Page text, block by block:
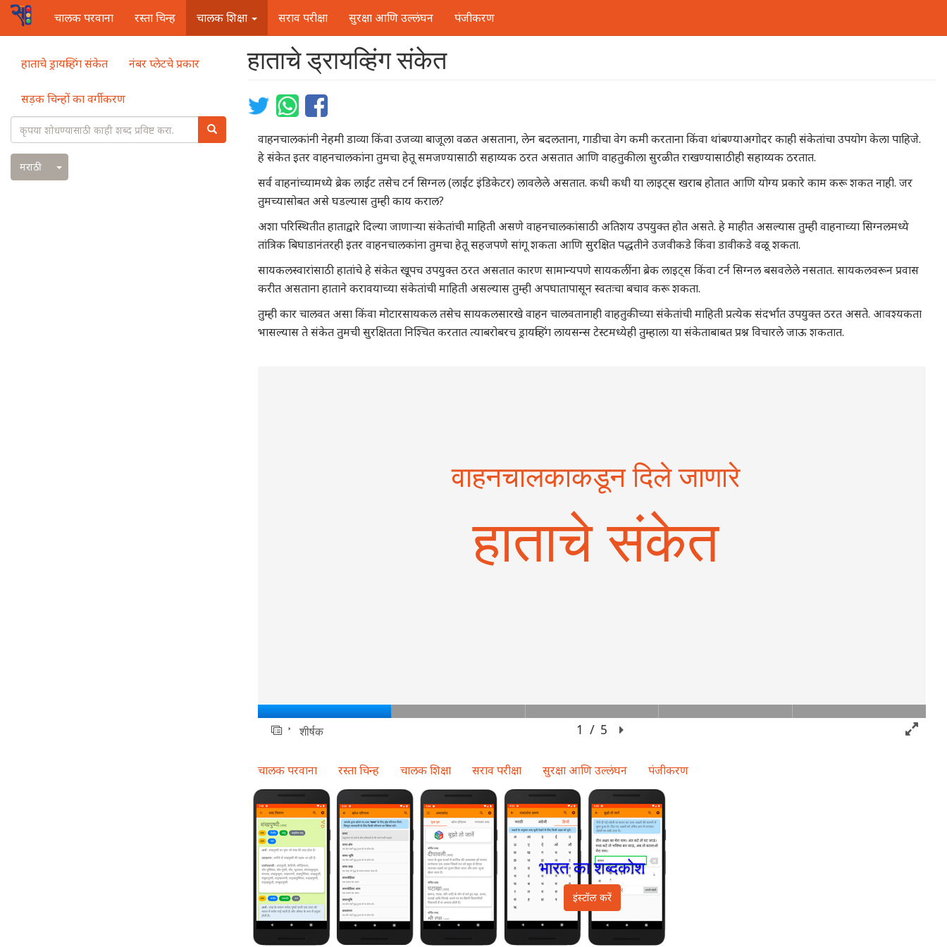
content
मुख्य
नेविगेशन
चालक परवाना रस्ता चिन्ह चालक शिक्षा सराव परीक्षा सुरक्षा आणि उल्लंघन पंजीकरण
Main
हाताचे ड्रायव्हिंग संकेत नंबर प्लेटचे प्रकार
सड़क चिन्हों का वर्गीकरण
Search
Search
मराठी Toggle Dropdown
हाताचे ड्रायव्हिंग संकेत
वाहनचालकांनी नेहमी डाव्या किंवा उजव्या बाजूला वळत असताना, लेन बदलताना, गाडीचा वेग कमी करताना किंवा थांबण्याअगोदर काही संकेतांचा उपयोग केला पाहिजे.
हे संकेत इतर वाहनचालकांना तुमचा हेतू समजण्यासाठी सहाय्यक ठरत असतात आणि वाहतुकीला सुरळीत राखण्यासाठीही सहाय्यक ठरतात.
सर्व वाहनांच्यामध्ये ब्रेक लाईट तसेच टर्न सिग्नल (लाईट इंडिकेटर) लावलेले असतात. कधी कधी या लाइट्स खराब होतात आणि योग्य प्रकारे काम करू शकत नाही. जर
तुमच्यासोबत असे घडल्यास तुम्ही काय कराल?
अशा परिस्थितीत हाताद्वारे दिल्या जाणाऱ्या संकेतांची माहिती असणे वाहनचालकांसाठी अतिशय उपयुक्त होत असते. हे माहीत असल्यास तुम्ही वाहनाच्या सिग्नलमध्ये
तांत्रिक बिघाडानंतरही इतर वाहनचालकांना तुमचा हेतू सहजपणे सांगू शकता आणि सुरक्षित पद्धतीने उजवीकडे किंवा डावीकडे वळू शकता.
सायकलस्वारांसाठी हातांचे हे संकेत खूपच उपयुक्त ठरत असतात कारण सामान्यपणे सायकलींना ब्रेक लाइट्स किंवा टर्न सिग्नल बसवलेले नसतात. सायकलवरून प्रवास
करीत असताना हाताने करावयाच्या संकेतांची माहिती असल्यास तुम्ही अपघातापासून स्वतःचा बचाव करू शकता.
तुम्ही कार चालवत असा किंवा मोटारसायकल तसेच सायकलसारखे वाहन चालवतानाही वाहतुकीच्या संकेतांची माहिती प्रत्येक संदर्भात उपयुक्त ठरत असते. आवश्यकता
भासल्यास ते संकेत तुमची सुरक्षितता निश्चित करतात त्याबरोबरच ड्रायव्हिंग लायसन्स टेस्टमध्येही तुम्हाला या संकेताबाबत प्रश्न विचारले जाऊ शकतात.
Main
navigation
चालक परवाना रस्ता चिन्ह चालक शिक्षा सराव परीक्षा सुरक्षा आणि उल्लंघन पंजीकरण
भारत का शब्दकोश
इंस्टॉल करें